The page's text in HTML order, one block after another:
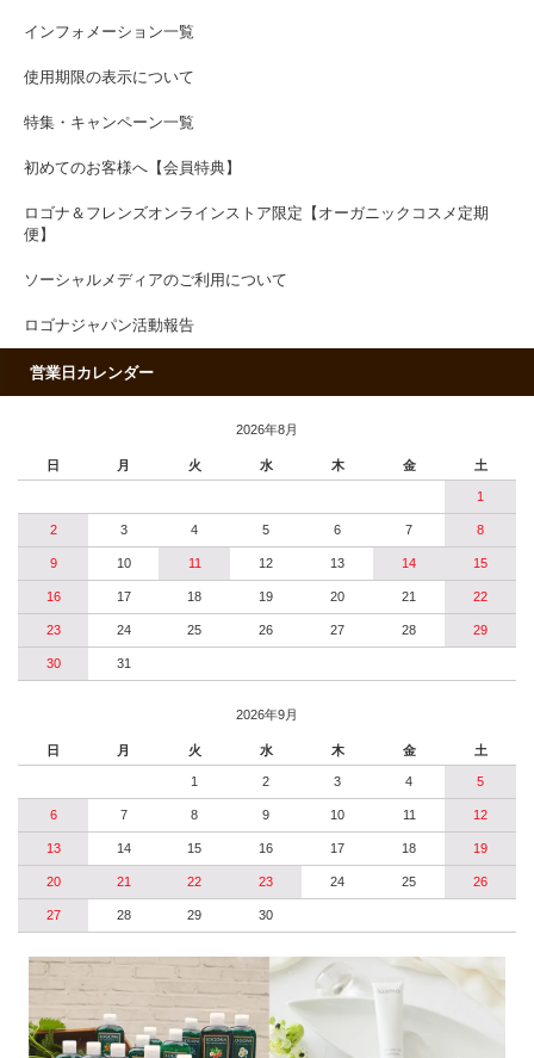
インフォメーション一覧
使用期限の表示について
特集・キャンペーン一覧
初めてのお客様へ【会員特典】
ロゴナ＆フレンズオンラインストア限定【オーガニックコスメ定期
便】
ソーシャルメディアのご利用について
ロゴナジャパン活動報告
営業日カレンダー
2026年8月
日 月 火 水 木 金 土
1
2 3 4 5 6 7 8
9 10 11 12 13 14 15
16 17 18 19 20 21 22
23 24 25 26 27 28 29
30 31
2026年9月
日 月 火 水 木 金 土
1 2 3 4 5
6 7 8 9 10 11 12
13 14 15 16 17 18 19
20 21 22 23 24 25 26
27 28 29 30